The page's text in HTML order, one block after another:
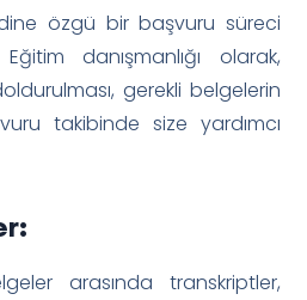
özgü bir başvuru süreci
danışmanlığı olarak,
gerekli belgelerin
takibinde size yardımcı
arasında transkriptler,